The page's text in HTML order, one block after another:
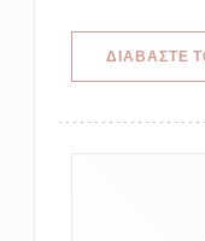
ΔΙΑΒΆΣΤΕ